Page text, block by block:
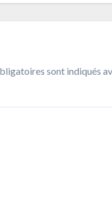
sont indiqués